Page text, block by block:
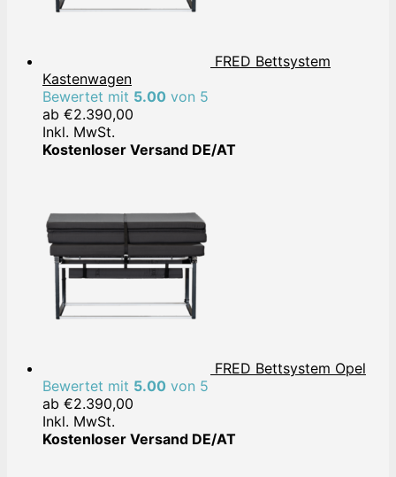
FRED Bettsystem
Kastenwagen
Bewertet mit 5.00 von 5
ab €2.390,00
Inkl. MwSt.
Kostenloser Versand DE/AT
FRED Bettsystem Opel
Bewertet mit 5.00 von 5
ab €2.390,00
Inkl. MwSt.
Kostenloser Versand DE/AT